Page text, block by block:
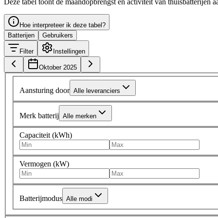
Hoe interpreteer ik deze tabel?
Batterijen
Gebruikers
Filter Instellingen
Oktober 2025
Aansturing door Alle leveranciers
Merk batterij Alle merken
Capaciteit (kWh)
Vermogen (kW)
Batterijmodus Alle modi